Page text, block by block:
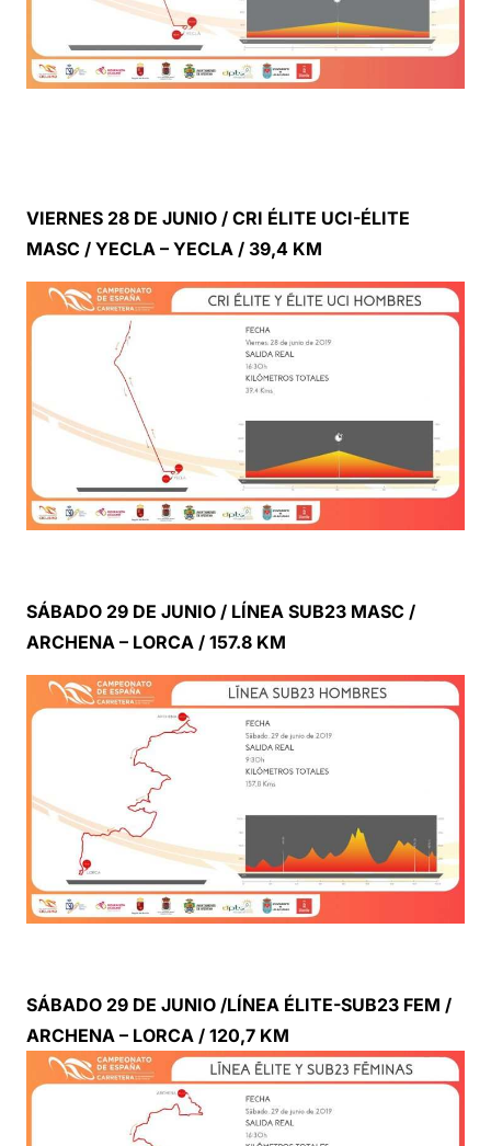
VIERNES 28 DE JUNIO / CRI ÉLITE UCI-ÉLITE
MASC / YECLA – YECLA / 39,4 KM
SÁBADO 29 DE JUNIO / LÍNEA SUB23 MASC /
ARCHENA – LORCA / 157.8 KM
SÁBADO 29 DE JUNIO /LÍNEA ÉLITE-SUB23 FEM /
ARCHENA – LORCA / 120,7 KM